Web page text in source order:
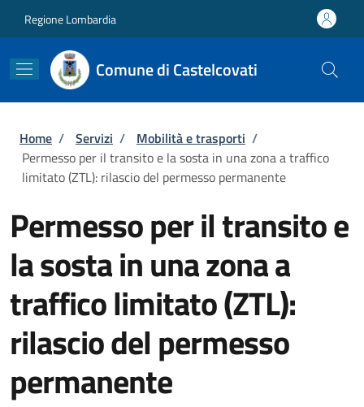
Regione Lombardia
Comune di Castelcovati
Briciole di pane
Home / Servizi / Mobilità e trasporti /
Permesso per il transito e la sosta in una zona a traffico
limitato (ZTL): rilascio del permesso permanente
Permesso per il transito e
la sosta in una zona a
traffico limitato (ZTL):
rilascio del permesso
permanente